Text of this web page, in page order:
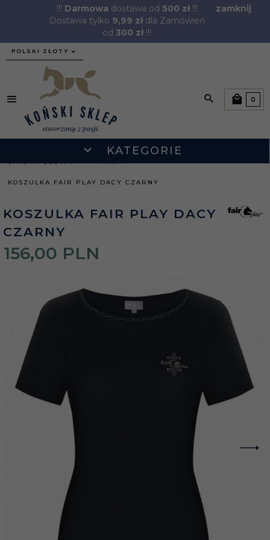
!!! Darmowa dostawa od 500 zł!!!
Dostawa tylko 9,99 złdla Zamówień
od 300 zł!!!
zamknij
currency_h
POLSKI ZŁOTY
KATEGORIE
0
STRONA GŁÓWNA MARKI
KOSZULKA FAIR PLAY DACY CZARNY
KOSZULKA FAIR PLAY DACY
CZARNY
156,00 PLN